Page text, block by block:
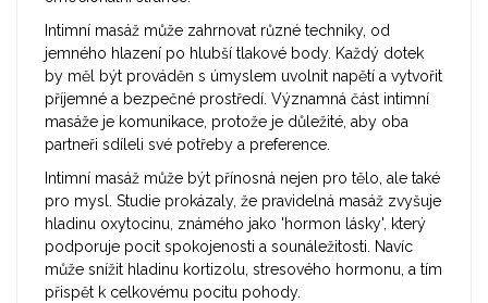
Intimní masáž může zahrnovat různé techniky, od
jemného hlazení po hlubší tlakové body. Každý dotek
by měl být prováděn s úmyslem uvolnit napětí a vytvořit
příjemné a bezpečné prostředí. Významná část intimní
masáže je komunikace, protože je důležité, aby oba
partneři sdíleli své potřeby a preference.
Intimní masáž může být přínosná nejen pro tělo, ale také
pro mysl. Studie prokázaly, že pravidelná masáž zvyšuje
hladinu oxytocinu, známého jako 'hormon lásky', který
podporuje pocit spokojenosti a sounáležitosti. Navíc
může snížit hladinu kortizolu, stresového hormonu, a tím
přispět k celkovému pocitu pohody.